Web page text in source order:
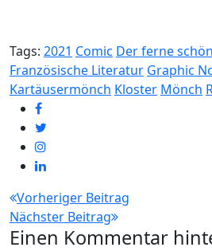
Tags: 2021 Comic Der ferne
Französische Literatur Graphic
Kartäusermönch Kloster Mönch
Beitragsnavigation
Vorheriger Beitrag
Nächster Beitrag
Einen Kommentar